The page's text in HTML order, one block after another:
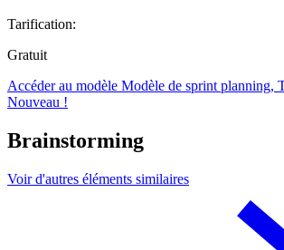
Tarification:
Gratuit
Accéder au modèle Modèle de sprint planning,
Nouveau !
Brainstorming
Voir d'autres éléments similaires